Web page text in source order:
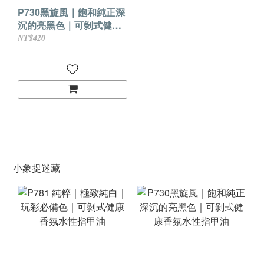
P730黑旋風｜飽和純正深
沉的亮黑色｜可剝式健康
香氛水性指甲油
NT$420
小象捉迷藏